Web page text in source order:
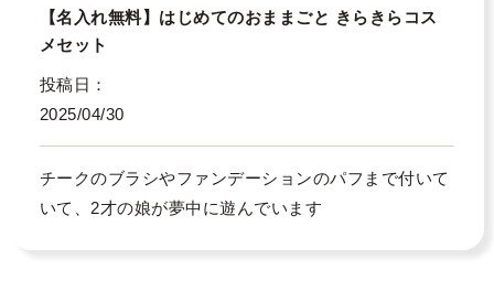
【名入れ無料】はじめてのおままごと きらきらコス
メセット
投稿日
2025/04/30
チークのブラシやファンデーションのパフまで付いて
いて、2才の娘が夢中に遊んでいます